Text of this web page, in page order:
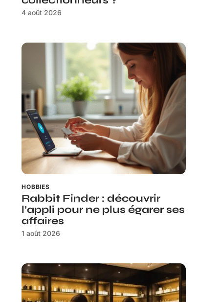
4 août 2026
HOBBIES
Rabbit Finder : découvrir
l’appli pour ne plus égarer ses
affaires
1 août 2026